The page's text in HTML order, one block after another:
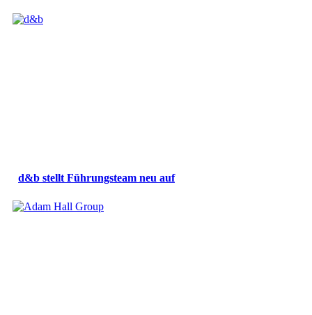
d&b stellt Führungsteam neu auf